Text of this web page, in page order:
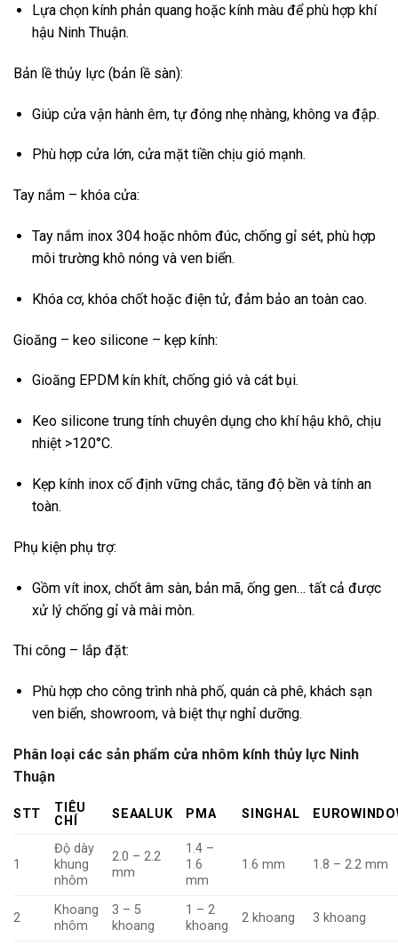
Lựa chọn kính phản quang hoặc kính màu để phù hợp khí
hậu Ninh Thuận.
Bản lề thủy lực (bản lề sàn):
Giúp cửa vận hành êm, tự đóng nhẹ nhàng, không va đập.
Phù hợp cửa lớn, cửa mặt tiền chịu gió mạnh.
Tay nắm – khóa cửa:
Tay nắm inox 304 hoặc nhôm đúc, chống gỉ sét, phù hợp
môi trường khô nóng và ven biển.
Khóa cơ, khóa chốt hoặc điện tử, đảm bảo an toàn cao.
Gioăng – keo silicone – kẹp kính:
Gioăng EPDM kín khít, chống gió và cát bụi.
Keo silicone trung tính chuyên dụng cho khí hậu khô, chịu
nhiệt >120°C.
Kẹp kính inox cố định vững chắc, tăng độ bền và tính an
toàn.
Phụ kiện phụ trợ:
Gồm vít inox, chốt âm sàn, bản mã, ống gen… tất cả được
xử lý chống gỉ và mài mòn.
Thi công – lắp đặt:
Phù hợp cho công trình nhà phố, quán cà phê, khách sạn
ven biển, showroom, và biệt thự nghỉ dưỡng.
Phân loại các sản phẩm cửa nhôm kính thủy lực Ninh
Thuận
STT
TIÊU
CHÍ
SEAALUK PMA SINGHAL
1
Độ dày
khung
nhôm
2.0 – 2.2
mm
1.4 –
1.6
mm
1.6 mm 1.8 – 2.2 mm
2
Khoang
nhôm
3 – 5
khoang
1 – 2
khoang
2 khoang 3 khoang